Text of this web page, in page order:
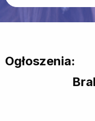
Ogłoszenia: